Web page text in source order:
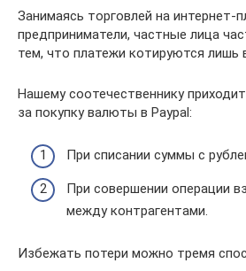
Занимаясь торговлей на интернет-
предприниматели, частные лица
тем, что платежи котируются лишь в
Нашему соотечественнику
за покупку валюты в Paypal:
При списании суммы с
При совершении операции
между контрагентами.
Избежать потери можно тремя